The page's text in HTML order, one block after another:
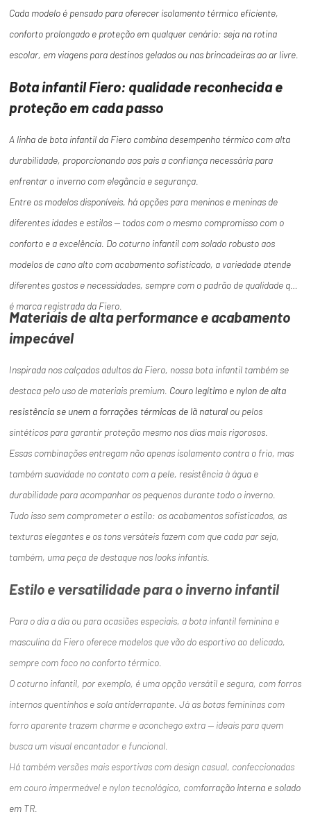
Cada modelo é pensado para oferecer isolamento térmico eficiente,
conforto prolongado e proteção em qualquer cenário: seja na rotina
escolar, em viagens para destinos gelados ou nas brincadeiras ao ar livre.
Bota infantil Fiero: qualidade reconhecida e
proteção em cada passo
A linha de bota infantil da Fiero combina desempenho térmico com alta
durabilidade, proporcionando aos pais a confiança necessária para
enfrentar o inverno com elegância e segurança.
Entre os modelos disponíveis, há opções para meninos e meninas de
diferentes idades e estilos — todos com o mesmo compromisso com o
conforto e a excelência. Do coturno infantil com solado robusto aos
modelos de cano alto com acabamento sofisticado, a variedade atende
diferentes gostos e necessidades, sempre com o padrão de qualidade que
é marca registrada da Fiero.
Materiais de alta performance e acabamento
impecável
Inspirada nos calçados adultos da Fiero, nossa bota infantil também se
destaca pelo uso de materiais premium. Couro legítimo e nylon de alta
resistência se unem a forrações térmicas de lã naturalou pelos
sintéticos para garantir proteção mesmo nos dias mais rigorosos.
Essas combinações entregam não apenas isolamento contra o frio, mas
também suavidade no contato com a pele, resistência à água e
durabilidade para acompanhar os pequenos durante todo o inverno.
Tudo isso sem comprometer o estilo: os acabamentos sofisticados, as
texturas elegantes e os tons versáteis fazem com que cada par seja,
também, uma peça de destaque nos looks infantis.
Estilo e versatilidade para o inverno infantil
Para o dia a dia ou para ocasiões especiais, a bota infantil feminina e
masculina da Fiero oferece modelos que vão do esportivo ao delicado,
sempre com foco no conforto térmico.
O coturno infantil, por exemplo, é uma opção versátil e segura, com forros
internos quentinhos e sola antiderrapante. Já as botas femininas com
forro aparente trazem charme e aconchego extra — ideais para quem
busca um visual encantador e funcional.
Há também versões mais esportivas com design casual, confeccionadas
em couro impermeável e nylon tecnológico, comforração interna e solado
em TR.